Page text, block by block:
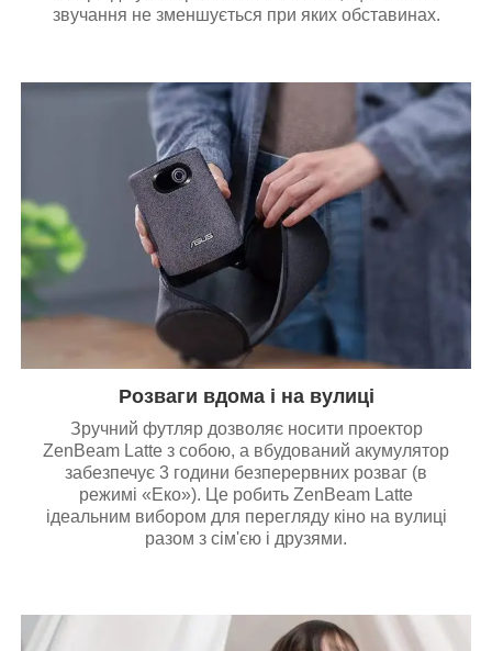
звучання не зменшується при яких обставинах.
Розваги вдома і на вулиці
Зручний футляр дозволяє носити проектор
ZenBeam Latte з собою, а вбудований акумулятор
забезпечує 3 години безперервних розваг (в
режимі «Еко»). Це робить ZenBeam Latte
ідеальним вибором для перегляду кіно на вулиці
разом з сім'єю і друзями.